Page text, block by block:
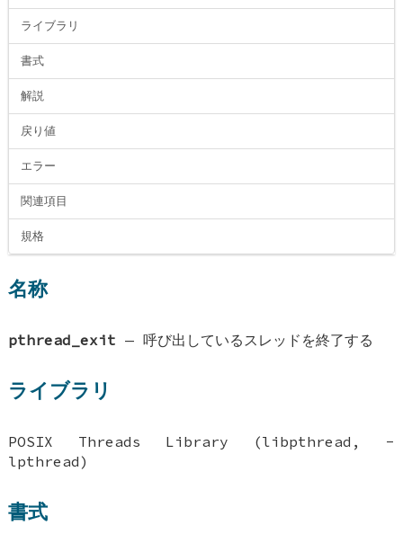
ライブラリ
書式
解説
戻り値
エラー
関連項目
規格
名称
pthread_exit —呼び出しているスレッドを終了する
ライブラリ
POSIX Threads Library (libpthread, -
lpthread)
書式